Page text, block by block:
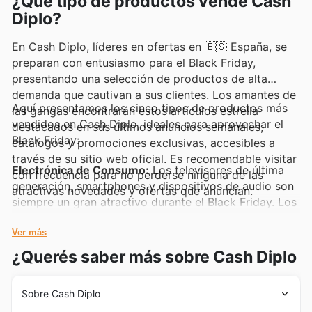
Diplo?
En Cash Diplo, líderes en ofertas en 🇪🇸 España, se
preparan con entusiasmo para el Black Friday,
presentando una selección de productos de alta
demanda que cautivan a sus clientes. Los amantes de
las gangas encontrarán estos artículos estrella
destacados en sus últimos anuncios semanales,
catálogos y promociones exclusivas, accesibles a
través de su sitio web oficial. Es recomendable visitar
con frecuencia para no perderse ninguna de las
atractivas novedades y ofertas que anuncian.
Aquí presentamos los cinco tipos de productos más
vendidos en Cash Diplo, ideales para aprovechar el
Black Friday:
Electrónica de Consumo:Los televisores de última
generación, smartphones y dispositivos de audio son
siempre un gran atractivo durante el Black Friday. Los
consumo, y Cash Diplo los incluye frecuentemente en
sus anuncios semanales y deals.
cocina y aspiradoras son esenciales en muchos
Ver más
¿Querés saber más sobre Cash Diplo
Sobre Cash Diplo